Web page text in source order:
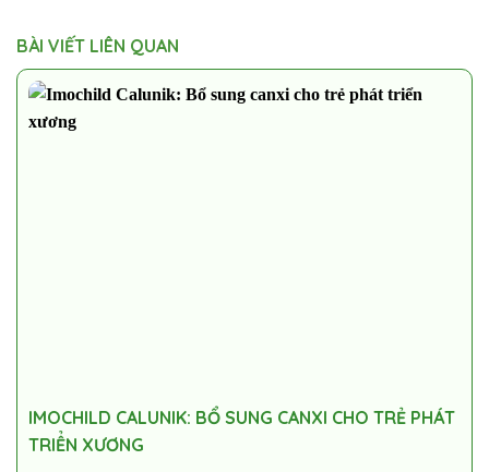
BÀI VIẾT LIÊN QUAN
IMOCHILD CALUNIK: BỔ SUNG CANXI CHO TRẺ PHÁT
TRIỂN XƯƠNG